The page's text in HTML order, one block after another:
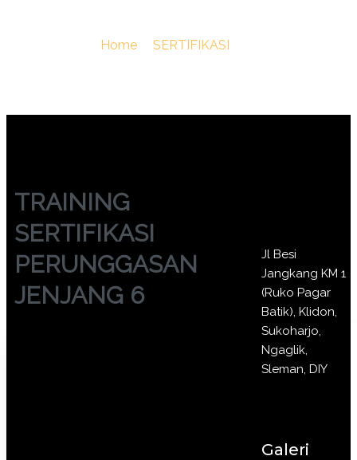
Home SERTIFIKASI
TRAINING
SERTIFIKASI
PERUNGGASAN
JENJANG 6
Jl Besi
Jangkang KM 1
(Ruko Pagar
Batik), Klidon,
Sukoharjo,
Ngaglik,
Sleman, DIY
Galeri